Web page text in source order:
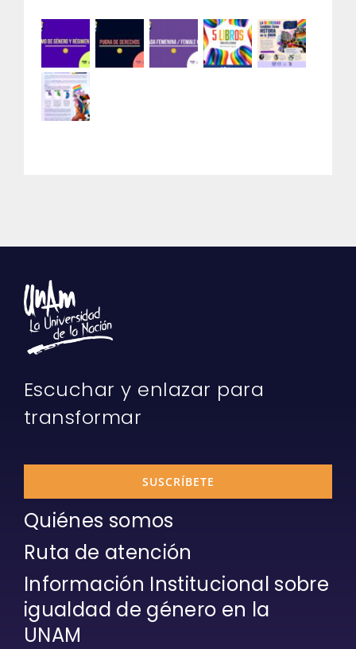
Escuchar y enlazar para
transformar
SUSCRÍBETE
Quiénes somos
Ruta de atención
Información Institucional sobre
igualdad de género en la
UNAM